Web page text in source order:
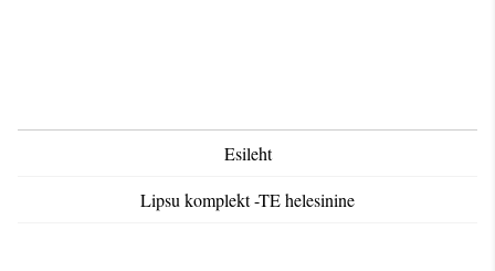
Esileht
Lipsu komplekt -TE helesinine